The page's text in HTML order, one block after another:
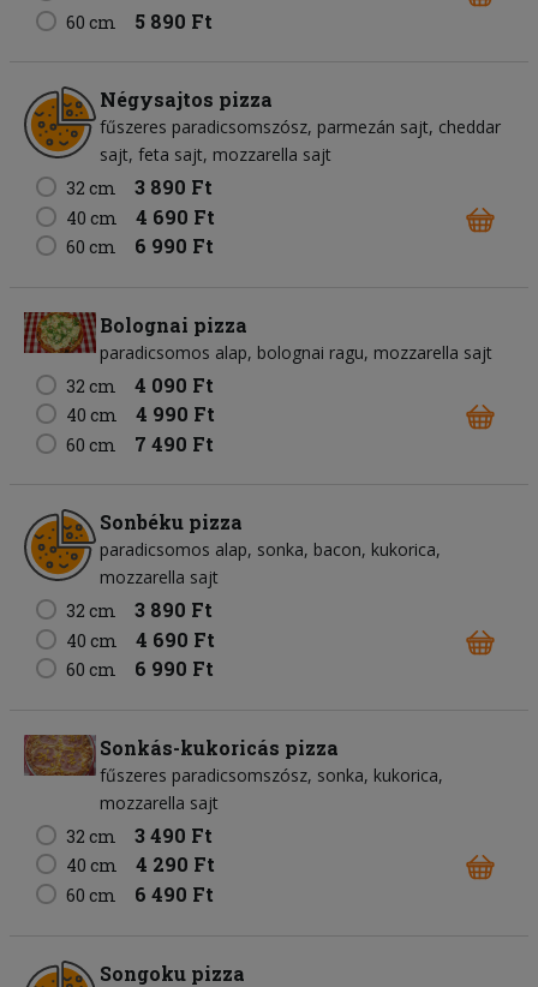
60 cm 5 890 Ft
Négysajtos pizza
fűszeres paradicsomszósz parmezán sajt cheddar
sajt feta sajt mozzarella sajt
32 cm
3 890 Ft
40 cm 4 690 Ft
60 cm 6 990 Ft
Bolognai pizza
paradicsomos alap bolognai ragu mozzarella sajt
32 cm
4 090 Ft
40 cm 4 990 Ft
60 cm 7 490 Ft
Sonbéku pizza
paradicsomos alap sonka bacon kukorica
mozzarella sajt
32 cm
3 890 Ft
40 cm 4 690 Ft
60 cm 6 990 Ft
Sonkás-kukoricás pizza
fűszeres paradicsomszósz sonka kukorica
mozzarella sajt
32 cm
3 490 Ft
40 cm 4 290 Ft
60 cm 6 490 Ft
Songoku pizza